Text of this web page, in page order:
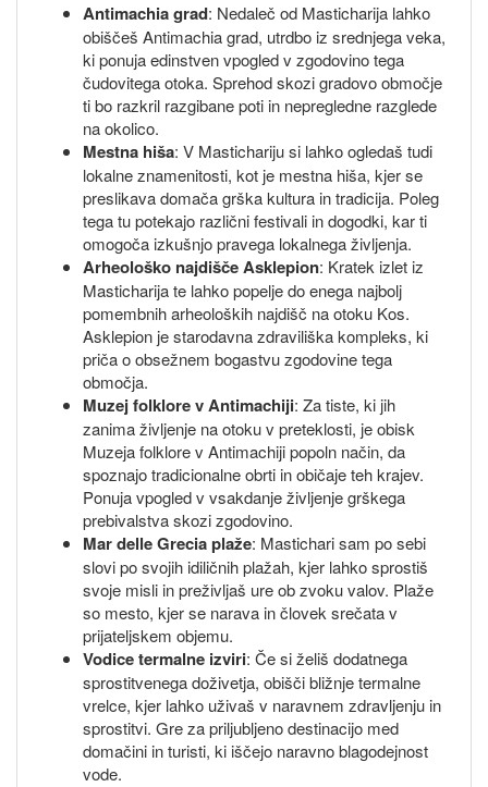
Antimachia grad: Nedaleč od Masticharija lahko
obiščeš Antimachia grad, utrdbo iz srednjega veka,
ki ponuja edinstven vpogled v zgodovino tega
čudovitega otoka. Sprehod skozi gradovo območje
ti bo razkril razgibane poti in nepregledne razglede
na okolico.
Mestna hiša: V Mastichariju si lahko ogledaš tudi
lokalne znamenitosti, kot je mestna hiša, kjer se
preslikava domača grška kultura in tradicija. Poleg
tega tu potekajo različni festivali in dogodki, kar ti
omogoča izkušnjo pravega lokalnega življenja.
Arheološko najdišče Asklepion: Kratek izlet iz
Masticharija te lahko popelje do enega najbolj
pomembnih arheoloških najdišč na otoku Kos.
Asklepion je starodavna zdraviliška kompleks, ki
priča o obsežnem bogastvu zgodovine tega
območja.
Muzej folklore v Antimachiji: Za tiste, ki jih
zanima življenje na otoku v preteklosti, je obisk
Muzeja folklore v Antimachiji popoln način, da
spoznajo tradicionalne obrti in običaje teh krajev.
Ponuja vpogled v vsakdanje življenje grškega
prebivalstva skozi zgodovino.
Mar delle Grecia plaže: Mastichari sam po sebi
slovi po svojih idiličnih plažah, kjer lahko sprostiš
svoje misli in preživljaš ure ob zvoku valov. Plaže
so mesto, kjer se narava in človek srečata v
prijateljskem objemu.
Vodice termalne izviri: Če si želiš dodatnega
sprostitvenega doživetja, obišči bližnje termalne
vrelce, kjer lahko uživaš v naravnem zdravljenju in
sprostitvi. Gre za priljubljeno destinacijo med
domačini in turisti, ki iščejo naravno blagodejnost
vode.